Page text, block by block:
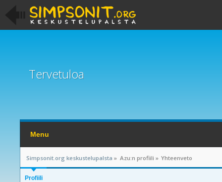
Tervetuloa
Menu
Simpsonit.org keskustelupalsta » Azu:n profiili » Yhteenveto
Profiili